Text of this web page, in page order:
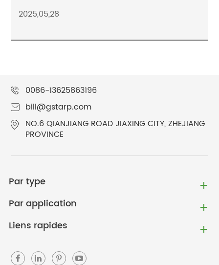
2025,05,28
0086-13625863196
bill@gstarp.com
NO.6 QIANJIANG ROAD JIAXING CITY, ZHEJIANG
PROVINCE
Par type
Par application
Liens rapides